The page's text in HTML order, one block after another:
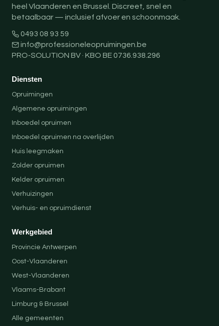
heel Vlaanderen en Brussel. Discreet, snel en
betaalbaar — inclusief afvoer en schoonmaak.
0493 08 93 59
info@professioneleopruimingen.be
PRO-SOLUTION BV · KBO BE 0736.938.296
Diensten
Opruimingen
Algemene opruimingen
Inboedel opruimen
Inboedel opruimen na overlijden
Huis leegmaken
Zolder opruimen
Kelder opruimen
Verhuizingen
Verhuis- en opruimdienst
Werkgebied
Provincie Antwerpen
Oost-Vlaanderen
West-Vlaanderen
Vlaams-Brabant
Limburg & Brussel
Alle gemeenten